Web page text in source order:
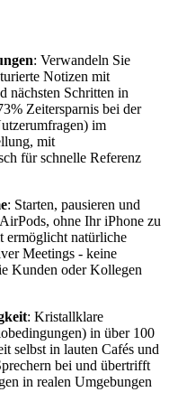
: Verwandeln Sie
Notizen mit
nächsten Schritten in
Zeitersparnis bei der
im
mit
für schnelle Referenz
: Starten, pausieren und
ohne Ihr iPhone zu
ermöglicht natürliche
Meetings - keine
Kunden oder Kollegen
: Kristallklare
in über 100
selbst in lauten Cafés und
bei und übertrifft
in realen Umgebungen